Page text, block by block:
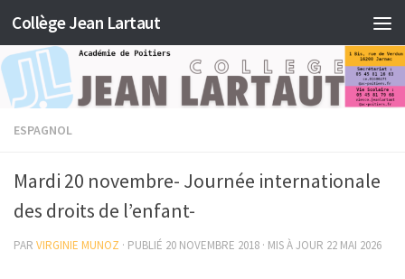
Skip to content
Collège Jean Lartaut
ESPAGNOL
Mardi 20 novembre- Journée internationale
des droits de l’enfant-
PAR VIRGINIE MUNOZ · PUBLIÉ 20 NOVEMBRE 2018 · MIS À JOUR 22 MAI 2026